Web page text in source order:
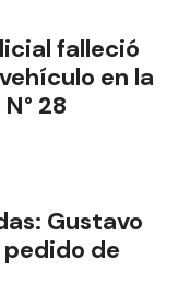
falleció
en la
28
Gustavo
pedido de